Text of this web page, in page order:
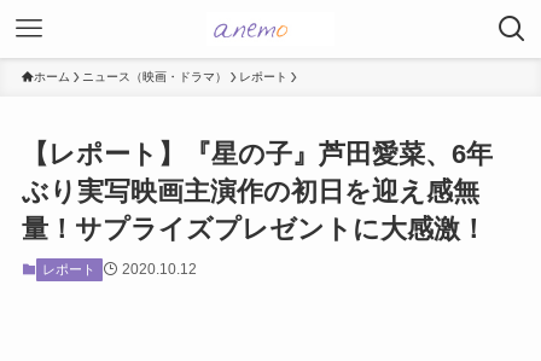
ホーム ニュース（映画・ドラマ） レポート
【レポート】『星の子』芦田愛菜、6年
ぶり実写映画主演作の初日を迎え感無
量！サプライズプレゼントに大感激！
レポート 2020.10.12